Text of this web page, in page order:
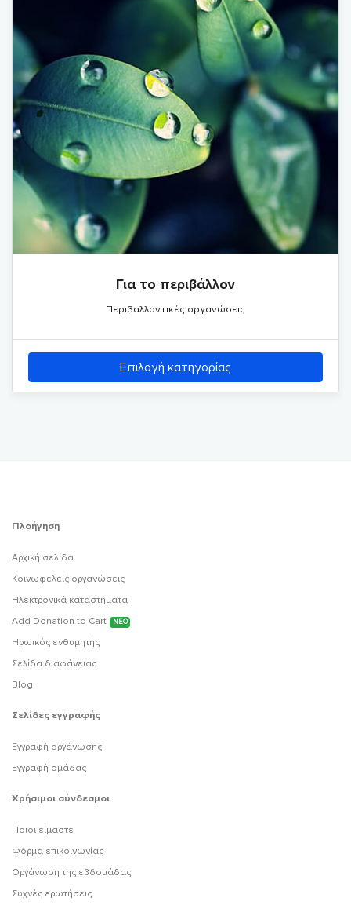
Για το περιβάλλον
Περιβαλλοντικές οργανώσεις
Επιλογή κατηγορίας
Πλοήγηση
Αρχική σελίδα
Κοινωφελείς οργανώσεις
Ηλεκτρονικά καταστήματα
Add Donation to Cart
ΝΕΟ
Ηρωικός ενθυμητής
Σελίδα διαφάνειας
Blog
Σελίδες εγγραφής
Εγγραφή οργάνωσης
Εγγραφή ομάδας
Χρήσιμοι σύνδεσμοι
Ποιοι είμαστε
Φόρμα επικοινωνίας
Οργάνωση της εβδομάδας
Συχνές ερωτήσεις